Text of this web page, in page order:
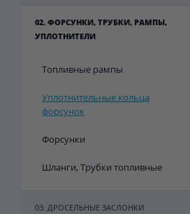
02. ФОРСУНКИ, ТРУБКИ, РАМПЫ,
УПЛОТНИТЕЛИ
Топливные рампы
Уплотнительные кольца
форсунок
Форсунки
Шланги, Трубки топливные
03. ДРОСЕЛЬНЫЕ ЗАСЛОНКИ